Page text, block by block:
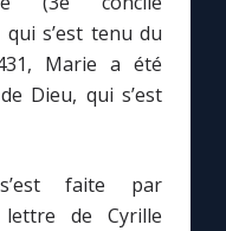
qui s’est tenu du
Marie a été
Dieu, qui s’est
faite par
de Cyrille